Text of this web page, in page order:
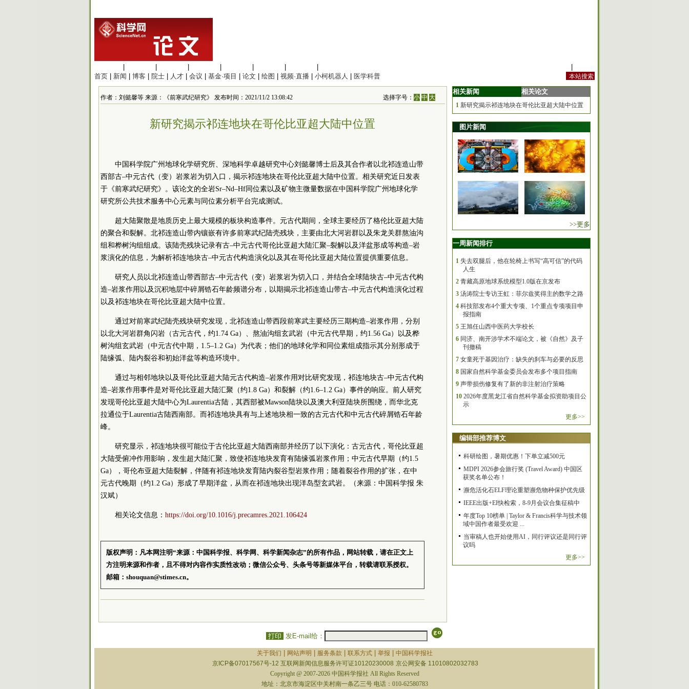
首页
新闻 博客 院士 人才 会议 基金·项目 论文 绘图 视频·直播 小柯机器人 医学科普
作者：刘懿馨等 来源：《前寒武纪研究》 发布时间：2021/11/2 13:08:42 选择字号：小 中 大
新研究揭示祁连地块在哥伦比亚超大陆中位置
中国科学院广州地球化学研究所、深地科学卓越研究中心刘懿馨博士后及其合作者以北祁连造山带
西部古–中元古代（变）岩浆岩为切入口，揭示祁连地块在哥伦比亚超大陆中位置。相关研究近日发表
于《前寒武纪研究》。该论文的全岩Sr–Nd–Hf同位素以及矿物主微量数据在中国科学院广州地球化学
研究所公共技术服务中心元素与同位素分析平台完成测试。
超大陆聚散是地质历史上最大规模的板块构造事件。元古代期间，全球主要经历了格伦比亚超大陆
的聚合和裂解。北祁连造山带内镶嵌有许多前寒武纪陆壳残块，主要由北大河岩群以及朱龙关群熬油沟
组和桦树沟组组成。该陆壳残块记录有古–中元古代哥伦比亚超大陆汇聚–裂解以及洋盆形成等构造–岩
浆演化的信息，为解析祁连地块古–中元古代构造演化以及其在哥伦比亚超大陆位置提供重要信息。
研究人员以北祁连造山带西部古–中元古代（变）岩浆岩为切入口，并结合全球陆块古–中元古代构
造–岩浆作用以及沉积地层中碎屑锆石年龄频谱分布，以期揭示北祁连造山带古–中元古代构造演化过程
以及祁连地块在哥伦比亚超大陆中位置。
通过对前寒武纪陆壳残块研究发现，北祁连造山带西段前寒武主要经历三期构造–岩浆作用，分别
以北大河岩群角闪岩（古元古代，约1.74 Ga）、熬油沟组玄武岩（中元古代早期，约1.56 Ga）以及桦
树沟组玄武岩（中元古代中期，1.5–1.2 Ga）为代表；他们的地球化学和同位素组成指示其分别形成于
陆缘弧、陆内裂谷和初始洋盆等构造环境中。
通过与相邻地块以及哥伦比亚超大陆元古代构造–岩浆作用对比研究发现，祁连地块古–中元古代构
造–岩浆作用事件是对哥伦比亚超大陆汇聚（约1.8 Ga）和裂解（约1.6–1.2 Ga）事件的响应。前人研究
发现哥伦比亚超大陆中心为Laurentia古陆，其西部被Mawson陆块以及澳大利亚陆块所围绕，而华北克
拉通位于Laurentia古陆西南部。而祁连地块具有与上述地块相一致的古元古代和中元古代碎屑锆石年龄
峰。
研究显示，祁连地块很可能位于古伦比亚超大陆西南部并经历了以下演化：古元古代，哥伦比亚超
大陆受俯冲作用影响，发生超大陆汇聚，致使祁连地块发育有陆缘弧岩浆作用；中元古代早期（约1.5
Ga），哥伦布亚超大陆裂解，伴随有祁连地块发育陆内裂谷型岩浆作用；随着裂谷作用的扩张，在中
元古代晚期（约1.2 Ga）形成了早期洋盆，从而在祁连地块出现洋岛型玄武岩。（来源：中国科学报 朱
汉斌）
相关论文信息： https://doi.org/10.1016/j.precamres.2021.106424
版权声明：凡本网注明“来源：中国科学报、科学网、科学新闻杂志”的所有作品，网站转载，请在正文上
方注明来源和作者，且不得对内容作实质性改动；微信公众号、头条号等新媒体平台，转载请联系授权。
邮箱：shouquan@stimes.cn。
打印 发E-mail给：
相关新闻 相关论文
1 新研究揭示祁连地块在哥伦比亚超大陆中位置
图片新闻
>>更多
一周新闻排行
1 失去双腿后，他在轮椅上书写“高可信”的代码
人生
2 青藏高原地球系统模型1.0版在京发布
3 汤涛院士专访王虹：菲尔兹奖得主的数学之路
4 科技部发布4个重大专项、1个重点专项项目申
报指南
5 王旭任山西中医药大学校长
6 同济、南开涉学术不端论文，被《自然》及子
刊撤稿
7 女童死于基因治疗：缺失的刹车与必要的反思
8 国家自然科学基金委员会发布多个项目指南
9 声带损伤修复有了新的非注射治疗策略
10 2026年度黑龙江省自然科学基金拟资助项目公
示
更多>>
编辑部推荐博文
科研绘图，暑期优惠！下单立减500元
MDPI 2026参会旅行奖 (Travel Award) 中国区
获奖名单公布！
濒危活化石ELF理论重塑濒危物种保护优先级
IEEE出版+EI快检索，8-9月会议合集征稿中
年度Top 10榜单 | Taylor & Francis科学与技术领
域中国作者最受欢迎 ...
当审稿人也开始使用AI，同行评议还是同行评
议吗
更多>>
关于我们 网站声明 服务条款 联系方式| 举报
中国科学报社
京ICP备07017567号-12 互联网新闻信息服务许可证10120230008 京公网安备 11010802032783
Copyright @ 2007-2026 中国科学报社 All Rights Reserved
地址：北京市海淀区中关村南一条乙三号 电话：010-62580783